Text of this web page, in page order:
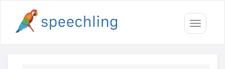
Toggle